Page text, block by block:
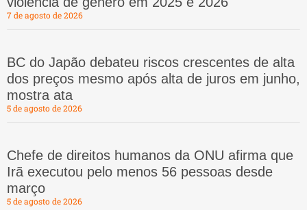
7 de agosto de 2026
BC do Japão debateu riscos crescentes de alta
dos preços mesmo após alta de juros em junho,
mostra ata
5 de agosto de 2026
Chefe de direitos humanos da ONU afirma que
Irã executou pelo menos 56 pessoas desde
março
5 de agosto de 2026